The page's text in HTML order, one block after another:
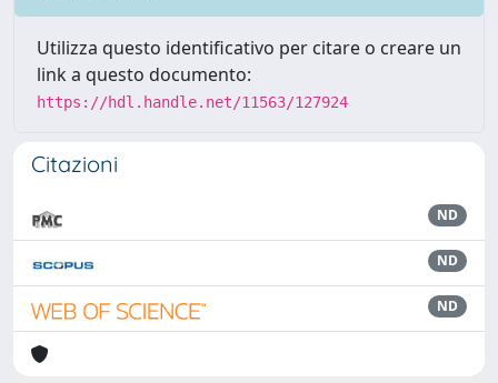
Utilizza questo identificativo per citare o creare un
link a questo documento:
https://hdl.handle.net/11563/127924
Citazioni
ND
ND
ND